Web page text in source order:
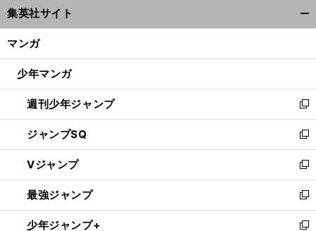
ィ
ン
ウ
開
く
集英社サイト
マンガ
少年マンガ
週刊少年ジャンプ
新
し
い
ウ
ィ
ン
ド
ウ
で
ジャンプSQ
新
し
い
ウ
ィ
ン
ド
Vジャンプ
新
し
い
ウ
ィ
最強ジャンプ
新
し
い
少年ジャンプ+
新